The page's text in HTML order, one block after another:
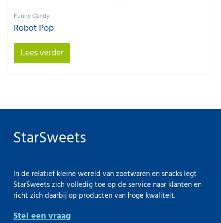
Funny Candy
Robot Pop
Lees verder
StarSweets
In de relatief kleine wereld van zoetwaren en snacks legt
StarSweets zich volledig toe op de service naar klanten en
richt zich daarbij op producten van hoge kwaliteit.
Stel een vraag